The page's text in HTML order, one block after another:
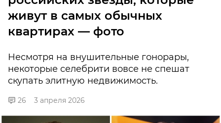
живут в самых обычных
квартирах — фото
Несмотря на внушительные гонорары,
некоторые селебрити вовсе не спешат
скупать элитную недвижимость.
26 3 апреля 2026